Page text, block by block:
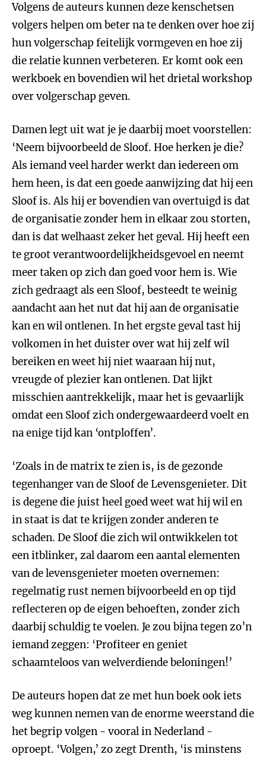
Volgens de auteurs kunnen deze kenschetsen
volgers helpen om beter na te denken over hoe zij
hun volgerschap feitelijk vormgeven en hoe zij
die relatie kunnen verbeteren. Er komt ook een
werkboek en bovendien wil het drietal workshop
over volgerschap geven.
Damen legt uit wat je je daarbij moet voorstellen:
‘Neem bijvoorbeeld de Sloof. Hoe herken je die?
Als iemand veel harder werkt dan iedereen om
hem heen, is dat een goede aanwijzing dat hij een
Sloof is. Als hij er bovendien van overtuigd is dat
de organisatie zonder hem in elkaar zou storten,
dan is dat welhaast zeker het geval. Hij heeft een
te groot verantwoordelijkheidsgevoel en neemt
meer taken op zich dan goed voor hem is. Wie
zich gedraagt als een Sloof, besteedt te weinig
aandacht aan het nut dat hij aan de organisatie
kan en wil ontlenen. In het ergste geval tast hij
volkomen in het duister over wat hij zelf wil
bereiken en weet hij niet waaraan hij nut,
vreugde of plezier kan ontlenen. Dat lijkt
misschien aantrekkelijk, maar het is gevaarlijk
omdat een Sloof zich ondergewaardeerd voelt en
na enige tijd kan ‘ontploffen’.
‘Zoals in de matrix te zien is, is de gezonde
tegenhanger van de Sloof de Levensgenieter. Dit
is degene die juist heel goed weet wat hij wil en
in staat is dat te krijgen zonder anderen te
schaden. De Sloof die zich wil ontwikkelen tot
een itblinker, zal daarom een aantal elementen
van de levensgenieter moeten overnemen:
regelmatig rust nemen bijvoorbeeld en op tijd
reflecteren op de eigen behoeften, zonder zich
daarbij schuldig te voelen. Je zou bijna tegen zo’n
iemand zeggen: ‘Profiteer en geniet
schaamteloos van welverdiende beloningen!’
De auteurs hopen dat ze met hun boek ook iets
weg kunnen nemen van de enorme weerstand die
het begrip volgen - vooral in Nederland -
oproept. ‘Volgen,’ zo zegt Drenth, ‘is minstens